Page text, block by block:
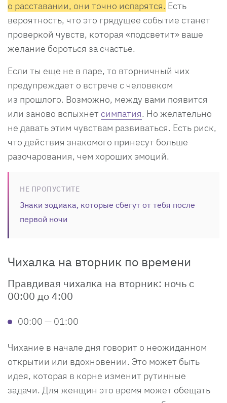
о расставании, они точно испарятся. Есть
вероятность, что это грядущее событие станет
проверкой чувств, которая «подсветит» ваше
желание бороться за счастье.
Если ты еще не в паре, то вторничный чих
предупреждает о встрече с человеком
из прошлого. Возможно, между вами появится
или заново вспыхнет симпатия. Но желательно
не давать этим чувствам развиваться. Есть риск,
что действия знакомого принесут больше
разочарования, чем хороших эмоций.
НЕ ПРОПУСТИТЕ
Знаки зодиака, которые сбегут от тебя после
первой ночи
Чихалка на вторник по времени
Правдивая чихалка на вторник: ночь с
00:00 до 4:00
00:00 — 01:00
Чихание в начале дня говорит о неожиданном
открытии или вдохновении. Это может быть
идея, которая в корне изменит рутинные
задачи. Для женщин это время может обещать